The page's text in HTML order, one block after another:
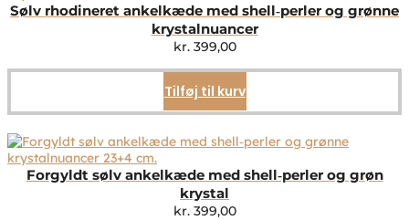
Sølv rhodineret ankelkæde med shell‑perler og grønne
krystalnuancer
kr.399,00
Tilføj til kurv
Forgyldt sølv ankelkæde med shell‑perler og grøn
krystal
kr.399,00